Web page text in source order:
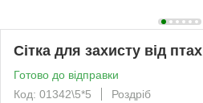
Сітка для захисту від
Готово до відправки
Код: 01342\5*5
Роздріб